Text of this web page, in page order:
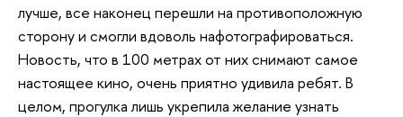
лучше, все наконец перешли на противоположную
сторону и смогли вдоволь нафотографироваться.
Новость, что в 100 метрах от них снимают самое
настоящее кино, очень приятно удивила ребят. В
целом, прогулка лишь укрепила желание узнать